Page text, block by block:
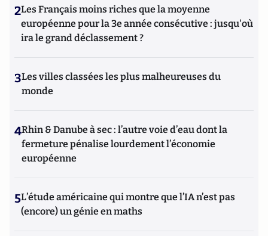
2Les Français moins riches que la moyenne
européenne pour la 3e année consécutive : jusqu'où
ira le grand déclassement ?
3Les villes classées les plus malheureuses du
monde
4Rhin & Danube à sec : l’autre voie d’eau dont la
fermeture pénalise lourdement l’économie
européenne
5L’étude américaine qui montre que l’IA n’est pas
(encore) un génie en maths